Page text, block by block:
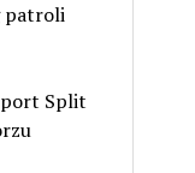
patroli
port Split